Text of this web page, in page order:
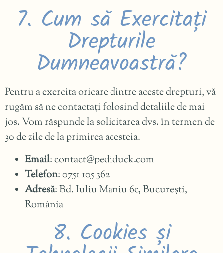
7. Cum să Exercitați
Drepturile
Dumneavoastră?
Pentru a exercita oricare dintre aceste drepturi, vă
rugăm să ne contactați folosind detaliile de mai
jos. Vom răspunde la solicitarea dvs. în termen de
30 de zile de la primirea acesteia.
Email:contact@pediduck.com
Telefon: 0751 105 362
Adresă: Bd. Iuliu Maniu 6c, București,
România
8. Cookies și